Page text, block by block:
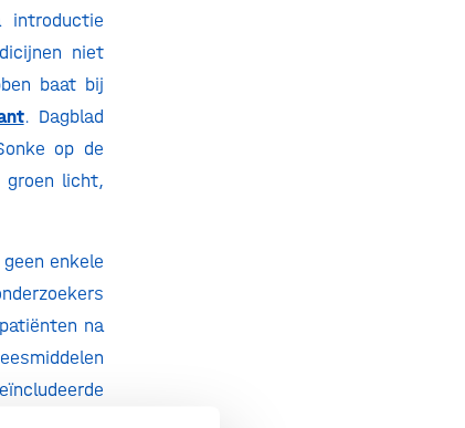
introductie
niet
baat bij
. Dagblad
op de
groen licht,
enkele
na